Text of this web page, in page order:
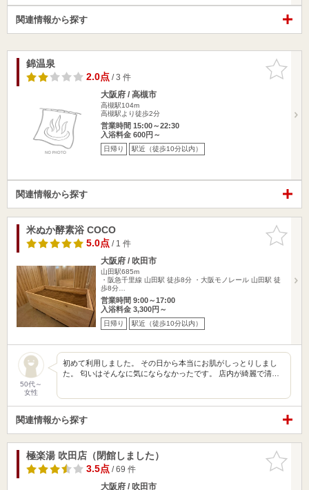
関連情報から探す
お気に入
りに追加
錦温泉
2.0点/ 3 件
大阪府 / 高槻市
高槻駅104m
高槻駅より徒歩2分
営業時間 15:00～22:30
入浴料金 600円～
日帰り 駅近（徒歩10分以内）
関連情報から探す
お気に入
りに追加
米ぬか酵素浴 COCO
5.0点/ 1 件
大阪府 / 吹田市
山田駅685m
・阪急千里線 山田駅 徒歩8分 ・大阪モノレール 山田駅 徒
歩8分…
営業時間 9:00～17:00
入浴料金 3,300円～
日帰り 駅近（徒歩10分以内）
50代～
女性
初めて利用しました。 その日から本当にお肌がしっとりしまし
た。 匂いはそんなに気にならなかったです。 店内が綺麗で清…
関連情報から探す
お気に入
りに追加
極楽湯 吹田店（閉館しました）
3.5点/ 69 件
大阪府 / 吹田市